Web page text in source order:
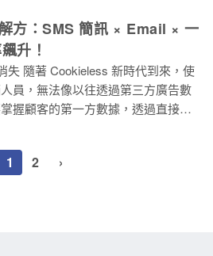
件信箱來發送郵件，很容易遭遇到
年 2 月以後，Gmail 與 Yahoo 對於
範。 由於免費信箱常被
郵件服務供應商（如Gmail、
信任度較低，比較容易
此文會循序漸進的告訴你：為什麼
子報、如何正確地使用製作電子報
許多人聽到
銷、Email 行銷）時，心中可能會有
誰還在看電子報？雖然被許多行銷
所有行銷管道中 ROI（投資回報
用各種管道，才能接觸到不同層面
報還有許多型態，包括歡迎信、針
方：SMS 簡訊 × Email × 一
升！
來，使
員，無法像以往透過第三方廣告數
握顧客的第一方數據，透過直接管
這樣的趨勢帶動 SMS 行銷模式的興
項預測，擁有行動手機的人口將佔全
1 2 ›